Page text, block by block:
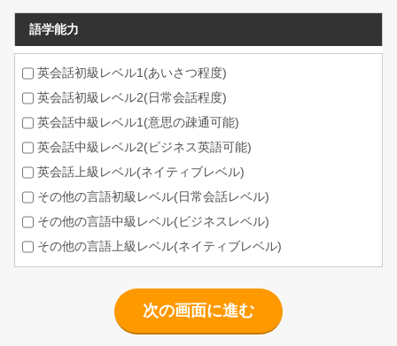
語学能力
英会話初級レベル1(あいさつ程度)
英会話初級レベル2(日常会話程度)
英会話中級レベル1(意思の疎通可能)
英会話中級レベル2(ビジネス英語可能)
英会話上級レベル(ネイティブレベル)
その他の言語初級レベル(日常会話レベル)
その他の言語中級レベル(ビジネスレベル)
その他の言語上級レベル(ネイティブレベル)
次の画面に進む